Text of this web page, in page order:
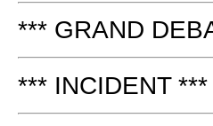
*** GRAND
*** INCIDENT ***